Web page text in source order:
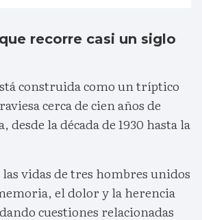
recorre casi un siglo
construida como un tríptico
cerca de cien años de
desde la década de 1930 hasta la
vidas de tres hombres unidos
el dolor y la herencia
cuestiones relacionadas